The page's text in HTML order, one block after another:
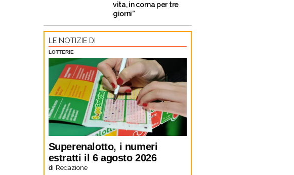
vita, in coma per tre
giorni”
LE NOTIZIE DI
LOTTERIE
Superenalotto, i numeri
estratti il 6 agosto 2026
di Redazione